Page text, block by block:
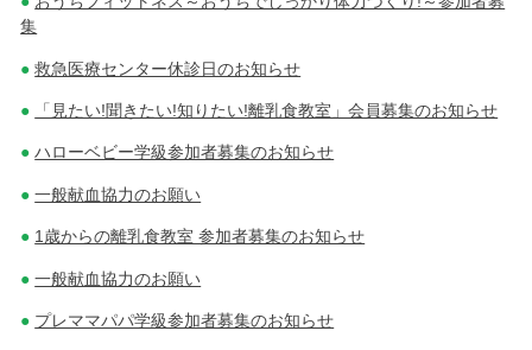
集
救急医療センター休診日のお知らせ
「見たい!聞きたい!知りたい!離乳食教室」会員募集のお知らせ
ハローベビー学級参加者募集のお知らせ
一般献血協力のお願い
1歳からの離乳食教室 参加者募集のお知らせ
一般献血協力のお願い
プレママパパ学級参加者募集のお知らせ